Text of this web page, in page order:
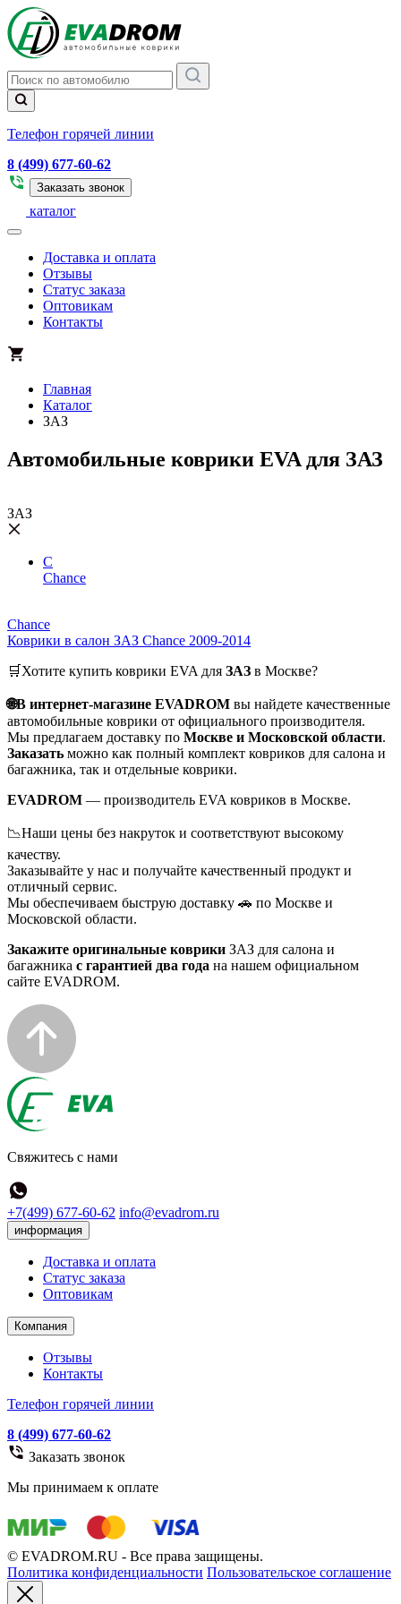
Телефон горячей линии
8 (499) 677-60-62
Заказать звонок
каталог
Доставка и оплата
Отзывы
Статус заказа
Оптовикам
Контакты
Главная
Каталог
ЗАЗ
Автомобильные коврики EVA для ЗАЗ
ЗАЗ
C
Chance
Chance
Коврики в салон ЗАЗ Chance 2009-2014
🛒Хотите купить коврики EVA для ЗАЗ в Москве?
🌐В интернет-магазине EVADROM вы найдете качественные
автомобильные коврики от официального производителя.
Мы предлагаем доставку по Москве и Московской области.
Заказать можно как полный комплект ковриков для салона и
багажника, так и отдельные коврики.
EVADROM — производитель EVA ковриков в Москве.
📉Наши цены без накруток и соответствуют высокому
качеству.
Заказывайте у нас и получайте качественный продукт и
отличный сервис.
Мы обеспечиваем быструю доставку 🚗 по Москве и
Московской области.
Закажите оригинальные коврики ЗАЗ для салона и
багажника с гарантией два года на нашем официальном
сайте EVADROM.
Свяжитесь с нами
+7(499) 677-60-62 info@evadrom.ru
информация
Доставка и оплата
Статус заказа
Оптовикам
Компания
Отзывы
Контакты
Телефон горячей линии
8 (499) 677-60-62
Заказать звонок
Мы принимаем к оплате
© EVADROM.RU - Все права защищены.
Политика конфиденциальности Пользовательское соглашение